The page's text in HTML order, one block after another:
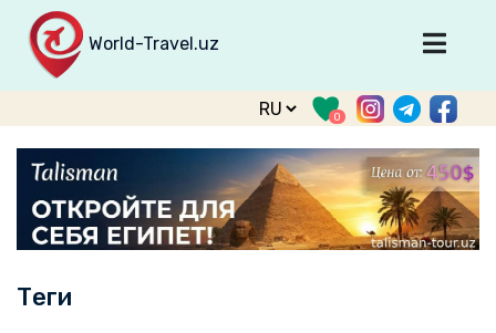
World-Travel.uz
Главная
Направления
Туры
Тур. фирмы
0
Теги